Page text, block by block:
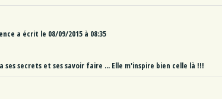
a écrit le 08/09/2015 à 08:35
ses secrets et ses savoir faire ... Elle m'inspire bien celle là !!!